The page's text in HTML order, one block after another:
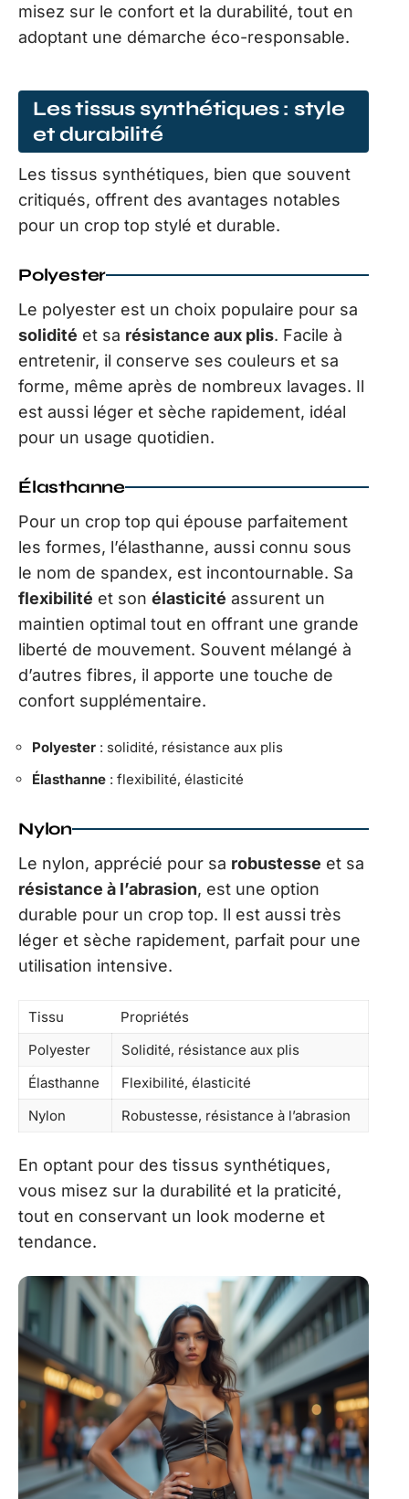
misez sur le confort et la durabilité, tout en
adoptant une démarche éco-responsable.
Les tissus synthétiques : style
et durabilité
Les tissus synthétiques, bien que souvent
critiqués, offrent des avantages notables
pour un crop top stylé et durable.
Polyester
Le polyester est un choix populaire pour sa
solidité et sa résistance aux plis. Facile à
entretenir, il conserve ses couleurs et sa
forme, même après de nombreux lavages. Il
est aussi léger et sèche rapidement, idéal
pour un usage quotidien.
Élasthanne
Pour un crop top qui épouse parfaitement
les formes, l’élasthanne, aussi connu sous
le nom de spandex, est incontournable. Sa
flexibilité et son élasticité assurent un
maintien optimal tout en offrant une grande
liberté de mouvement. Souvent mélangé à
d’autres fibres, il apporte une touche de
confort supplémentaire.
Polyester : solidité, résistance aux plis
Élasthanne : flexibilité, élasticité
Nylon
Le nylon, apprécié pour sa robustesse et sa
résistance à l’abrasion, est une option
durable pour un crop top. Il est aussi très
léger et sèche rapidement, parfait pour une
utilisation intensive.
Tissu
Propriétés
Polyester
Solidité, résistance aux plis
Élasthanne
Flexibilité, élasticité
Nylon
Robustesse, résistance à l’abrasion
En optant pour des tissus synthétiques,
vous misez sur la durabilité et la praticité,
tout en conservant un look moderne et
tendance.